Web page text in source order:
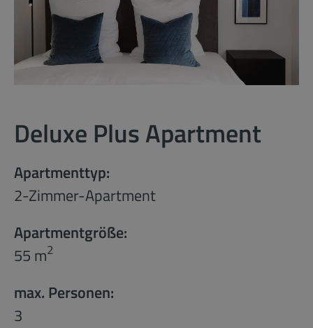
Deluxe Plus Apartment
Apartmenttyp:
2-Zimmer-Apartment
Apartmentgröße:
55 m2
max. Personen:
3